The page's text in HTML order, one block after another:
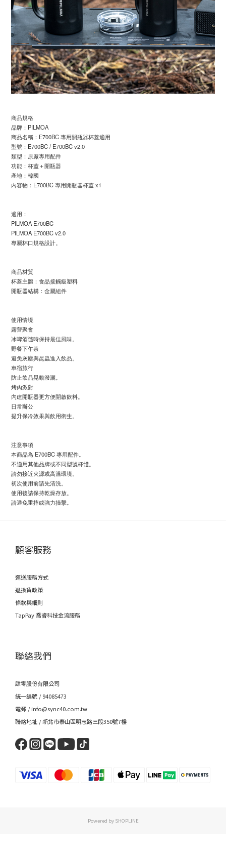
商品規格
品牌：PILMOA
商品名稱：E700BC 專用開瓶器杯蓋適用
型號：E700BC / E700BC v2.0
類型：原廠專用配件
功能：杯蓋＋開瓶器
產地：韓國
內容物：E700BC 專用開瓶器杯蓋 x1
適用：
PILMOA E700BC
PILMOA E700BC v2.0
專屬杯口規格設計。
商品材質
杯蓋主體：食品接觸級塑料
開瓶器結構：金屬組件
使用情境
露營聚會
冰啤酒隨時保持最佳風味。
野餐下午茶
避免灰塵與昆蟲進入飲品。
車宿旅行
防止飲品晃動潑灑。
烤肉派對
內建開瓶器更方便開啟飲料。
日常辦公
提升保冷效果與飲用衛生。
注意事項
本商品為 E700BC 專用配件。
不適用其他品牌或不同型號杯體。
請勿接近火源或高溫環境。
初次使用前請先清洗。
使用後請保持乾燥存放。
請避免重摔或強力撞擊。
顧客服務
運送服務方式
退換貨政策
條款與細則
TapPay 喬睿科技金流服務
聯絡我們
肆零股份有限公司
統一編號 / 94085473
電郵 / info@sync40.com.tw
聯絡地址 / 新北市泰山區明志路三段350號7樓
Powered by SHOPLINE